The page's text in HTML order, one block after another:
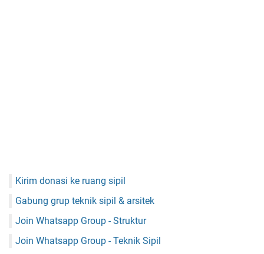
Kirim donasi ke ruang sipil
Gabung grup teknik sipil & arsitek
Join Whatsapp Group - Struktur
Join Whatsapp Group - Teknik Sipil